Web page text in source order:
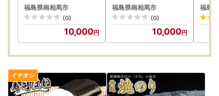
■お申込み・送付書類・返礼品に関するお問い合わせ先■
南相馬市ふるさと納税サポートセンター
電話：097-529-5387
E-mail ：minamisouma01@furusato95.jp
〒870-0033 大分県大分市千代町1-3-22松本ビル１Ｆ
※営業時間平日9時～17時
※土・日・祝日休業
】福島県南相馬市カタロ
グポイント
福島県南相馬市
(0)
10,000
ト | ゼリー
福島県南相馬市
(0)
10,000
きの
福島